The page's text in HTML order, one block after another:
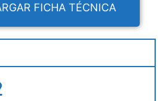
FICHA TÉCNICA